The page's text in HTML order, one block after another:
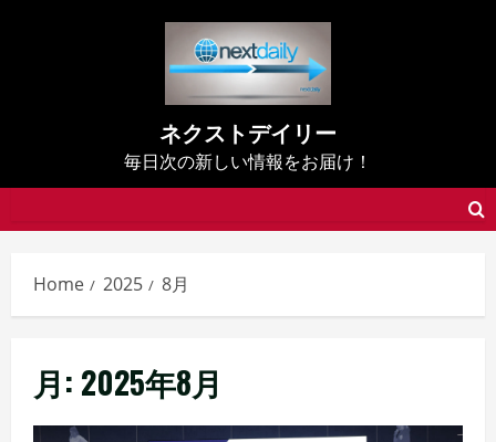
ネクストデイリー
毎日次の新しい情報をお届け！
Home 2025 8月
月: 2025年8月